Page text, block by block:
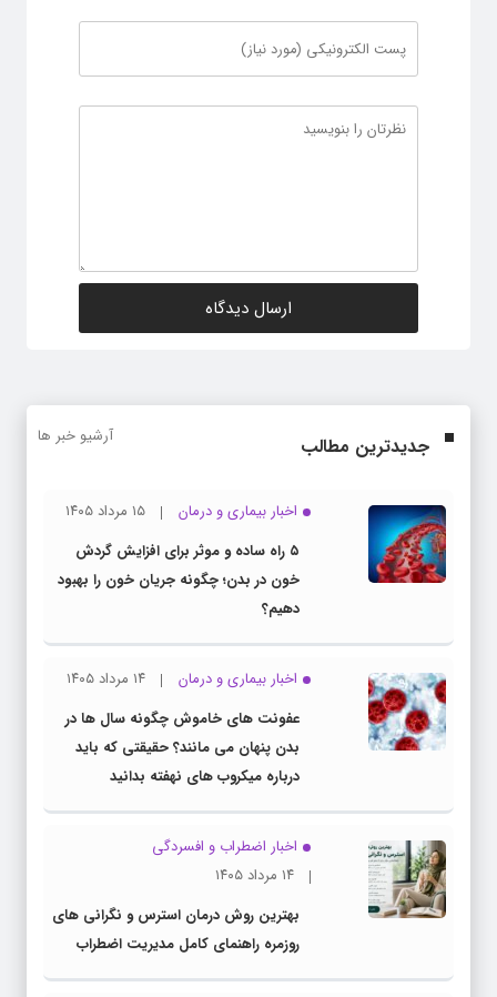
جدیدترین مطالب آرشیو خبر ها
اخبار بیماری و درمان
۱۵ مرداد ۱۴۰۵
۵ راه ساده و موثر برای افزایش گردش
خون در بدن؛ چگونه جریان خون را بهبود
دهیم؟
اخبار بیماری و درمان
۱۴ مرداد ۱۴۰۵
عفونت های خاموش چگونه سال ها در
بدن پنهان می مانند؟ حقیقتی که باید
درباره میکروب های نهفته بدانید
اخبار اضطراب و افسردگی
۱۴ مرداد ۱۴۰۵
بهترین روش درمان استرس و نگرانی های
روزمره راهنمای کامل مدیریت اضطراب